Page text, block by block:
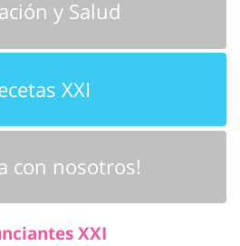
y Salud
XXI
con nosotros!
XXI